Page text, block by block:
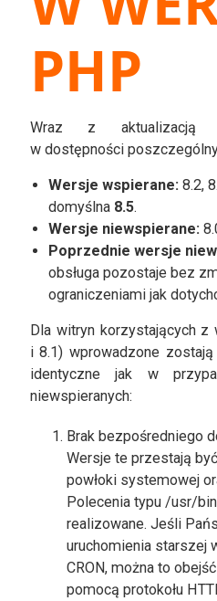
PHP
Wraz z aktualizacją
w dostępności
Wersje wspierane:8.2,
domyślna 8.5.
Wersje niewspierane:
Poprzednie wersje
obsługa pozostaje bez
ograniczeniami jak
Dla witryn korzystających z
i 8.1) wprowadzone
identyczne jak w
niewspieranych:
Brak bezpośredniego
Wersje te przestają
powłoki systemowej
Polecenia typu /usr/
realizowane. Jeśli
uruchomienia starszej
CRON, można to
pomocą protokołu